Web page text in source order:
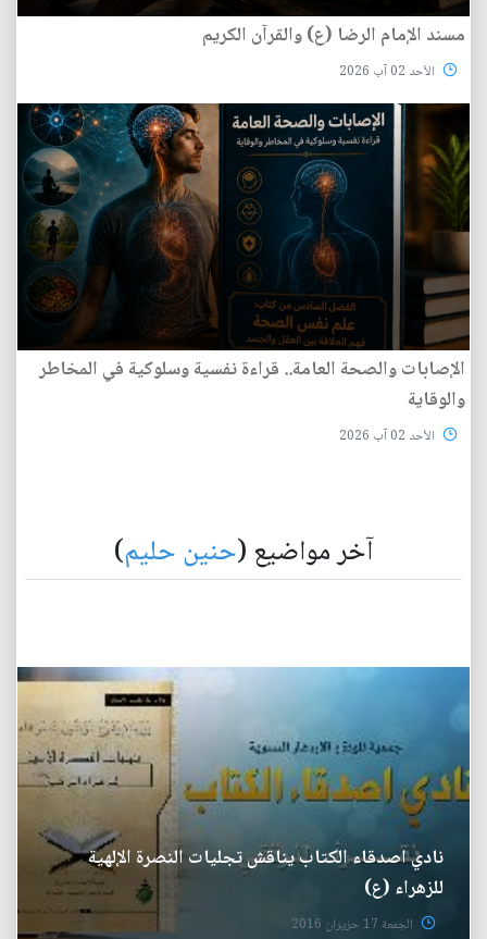
مسند الإمام الرضا (ع) والقرآن الكريم
الأحد 02 آب 2026
الإصابات والصحة العامة.. قراءة نفسية وسلوكية في المخاطر
والوقاية
الأحد 02 آب 2026
آخر مواضيع (حنين حليم)
نادي اصدقاء الكتاب يناقش تجليات النصرة الإلهية
للزهراء (ع)
الجمعة 17 حزيران 2016